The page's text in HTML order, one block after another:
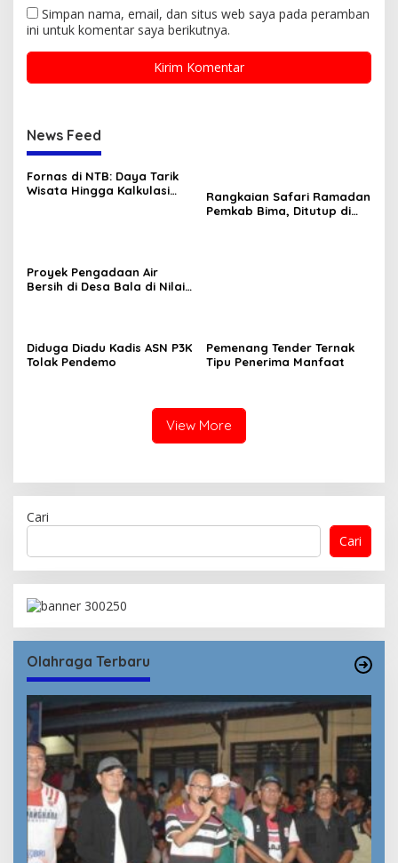
Simpan nama, email, dan situs web saya pada peramban
ini untuk komentar saya berikutnya.
News Feed
Fornas di NTB: Daya Tarik
Wisata Hingga Kalkulasi
Rangkaian Safari Ramadan
Pemkab Bima, Ditutup di
Proyek Pengadaan Air
Bersih di Desa Bala di Nilai
Diduga Diadu Kadis ASN P3K
Tolak Pendemo
Pemenang Tender Ternak
Tipu Penerima Manfaat
View More
Cari
Cari
Olahraga Terbaru